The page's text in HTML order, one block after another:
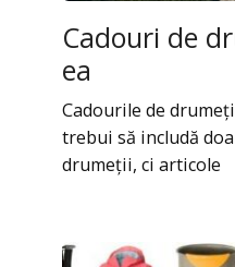
Cadouri de
ea
Cadourile de
trebui să includă
drumeții, ci articole